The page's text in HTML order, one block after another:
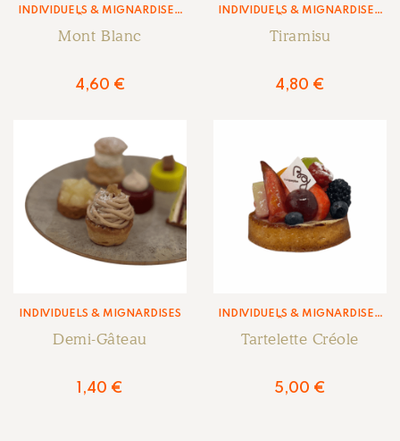
INDIVIDUELS & MIGNARDISES,
Mont Blanc
4,60 €
INDIVIDUELS & MIGNARDISES,
Tiramisu
4,80 €
INDIVIDUELS & MIGNARDISES
Demi-Gâteau
1,40 €
INDIVIDUELS & MIGNARDISES,
Tartelette Créole
5,00 €